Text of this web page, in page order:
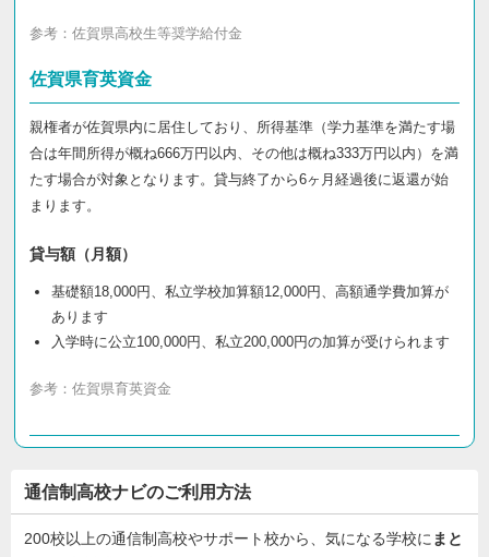
参考： 佐賀県高校生等奨学給付金
佐賀県育英資金
親権者が佐賀県内に居住しており、所得基準（学力基準を満たす場
合は年間所得が概ね666万円以内、その他は概ね333万円以内）を満
たす場合が対象となります。貸与終了から6ヶ月経過後に返還が始
まります。
貸与額（月額）
基礎額18,000円、私立学校加算額12,000円、高額通学費加算が
あります
入学時に公立100,000円、私立200,000円の加算が受けられます
参考： 佐賀県育英資金
通信制高校ナビのご利用方法
200校以上の通信制高校やサポート校から、気になる学校にまと